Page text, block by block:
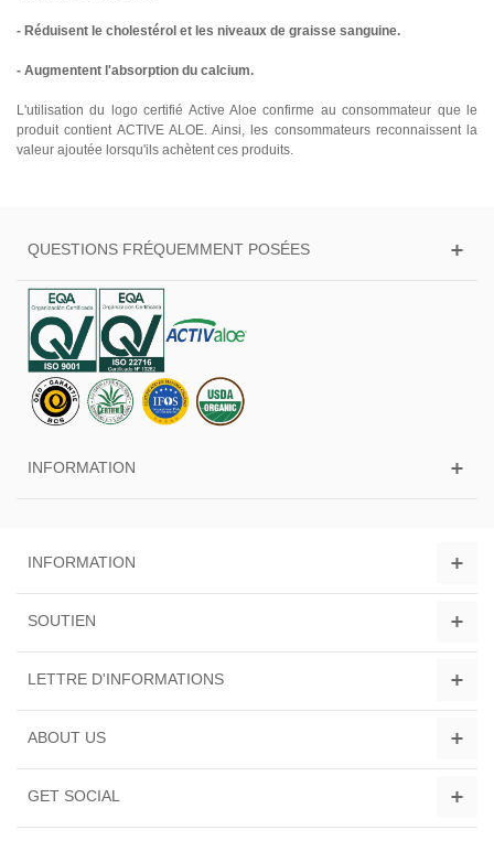
- Réduisent le cholestérol et les niveaux de graisse sanguine.
- Augmentent l'absorption du calcium.
L'utilisation du logo certifié Active Aloe confirme au consommateur que le
produit contient ACTIVE ALOE. Ainsi, les consommateurs reconnaissent la
valeur ajoutée lorsqu'ils achètent ces produits.
QUESTIONS FRÉQUEMMENT POSÉES
INFORMATION
INFORMATION
SOUTIEN
LETTRE D'INFORMATIONS
ABOUT US
GET SOCIAL